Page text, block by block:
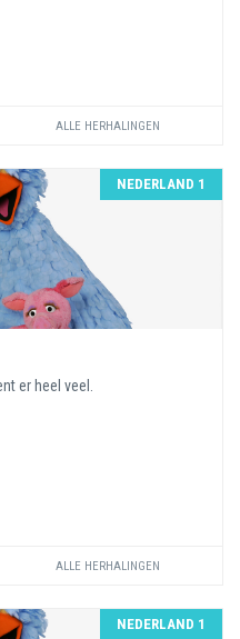
ALLE HERHALINGEN
NEDERLAND 1
er heel veel.
ALLE HERHALINGEN
NEDERLAND 1